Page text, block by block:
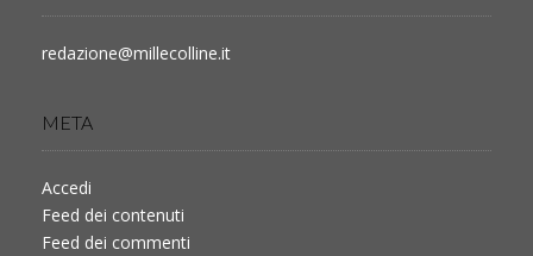
redazione@millecolline.it
META
Accedi
Feed dei contenuti
Feed dei commenti